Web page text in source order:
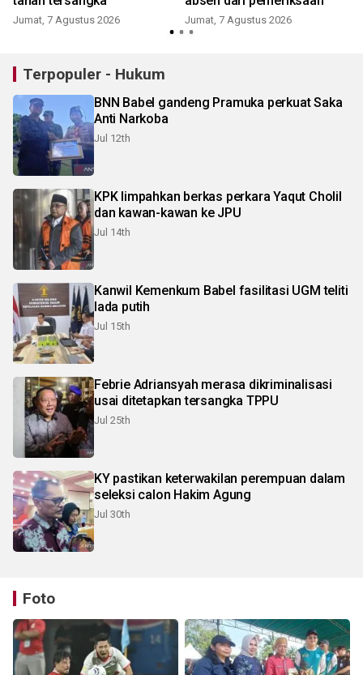
Jumat, 7 Agustus 2026 Jumat, 7 Agustus 2026
Terpopuler - Hukum
BNN Babel gandeng Pramuka perkuat Saka
Anti Narkoba
Jul 12th
KPK limpahkan berkas perkara Yaqut Cholil
dan kawan-kawan ke JPU
Jul 14th
Kanwil Kemenkum Babel fasilitasi UGM teliti
lada putih
Jul 15th
Febrie Adriansyah merasa dikriminalisasi
usai ditetapkan tersangka TPPU
Jul 25th
KY pastikan keterwakilan perempuan dalam
seleksi calon Hakim Agung
Jul 30th
Foto